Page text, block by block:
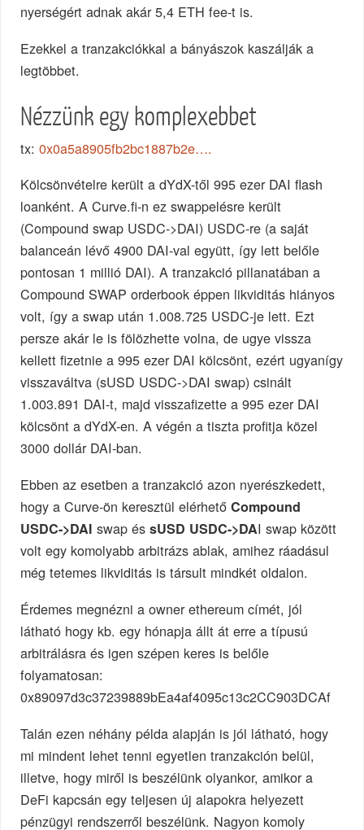
nyerségért adnak akár 5,4 ETH fee-t is.
Ezekkel a tranzakciókkal a bányászok kaszálják a
legtöbbet.
Nézzünk egy komplexebbet
tx:0x0a5a8905fb2bc1887b2e….
Kölcsönvételre került a dYdX-től 995 ezer DAI flash
loanként. A Curve.fi-n ez swappelésre került
(Compound swap USDC->DAI) USDC-re (a saját
balanceán lévő 4900 DAI-val együtt, így lett belőle
pontosan 1 millió DAI). A tranzakció pillanatában a
Compound SWAP orderbook éppen likviditás hiányos
volt, így a swap után 1.008.725 USDC-je lett. Ezt
persze akár le is fölözhette volna, de ugye vissza
kellett fizetnie a 995 ezer DAI kölcsönt, ezért ugyanígy
visszaváltva (sUSD USDC->DAI swap) csinált
1.003.891 DAI-t, majd visszafizette a 995 ezer DAI
kölcsönt a dYdX-en. A végén a tiszta profitja közel
3000 dollár DAI-ban.
Ebben az esetben a tranzakció azon nyerészkedett,
hogy a Curve-ön keresztül elérhetőCompound
USDC->DAI swap éssUSD USDC->DAI swap között
volt egy komolyabb arbitrázs ablak, amihez ráadásul
még tetemes likviditás is társult mindkét oldalon.
Érdemes megnézni a owner ethereum címét, jól
látható hogy kb. egy hónapja állt át erre a típusú
arbitrálásra és igen szépen keres is belőle
folyamatosan:
0x89097d3c37239889bEa4af4095c13c2CC903DCAf
Talán ezen néhány példa alapján is jól látható, hogy
mi mindent lehet tenni egyetlen tranzakción belül,
illetve, hogy miről is beszélünk olyankor, amikor a
DeFi kapcsán egy teljesen új alapokra helyezett
pénzügyi rendszerről beszélünk. Nagyon komoly